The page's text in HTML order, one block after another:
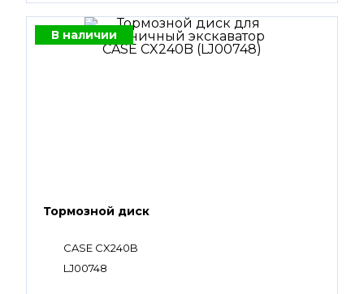
В наличии
Тормозной диск
CASE CX240B
LJ00748